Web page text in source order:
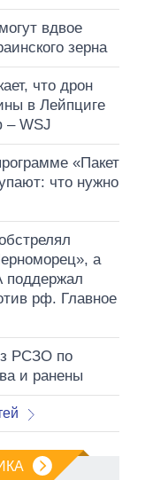
вдвое
зерна
что дрон
в Лейпциге
– WSJ
«Пакет
что нужно
а
рф. Главное
РСЗО по
и ранены